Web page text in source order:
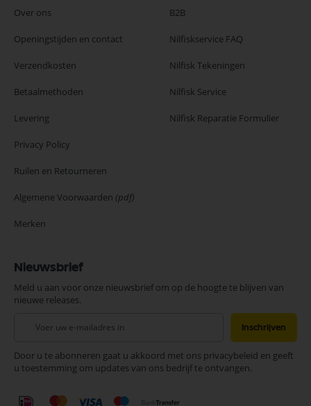
Over ons
Openingstijden en contact
Verzendkosten
Betaalmethoden
Levering
Privacy Policy
Ruilen en Retourneren
Algemene Voorwaarden (pdf)
Merken
B2B
Nilfiskservice FAQ
Nilfisk Tekeningen
Nilfisk Service
Nilfisk Reparatie Formulier
Nieuwsbrief
Meld u aan voor onze nieuwsbrief om op de hoogte te blijven van
nieuwe releases.
onze
nieuwsbrief
Inschrijven
Door u te abonneren gaat u akkoord met ons privacybeleid en geeft
u toestemming om updates van ons bedrijf te ontvangen.